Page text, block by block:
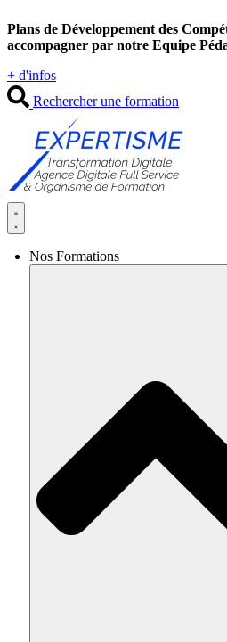
au
contenu
Plans de Développement des
accompagner par notre Equipe
+ d'infos
Rechercher une formation
Nos Formations